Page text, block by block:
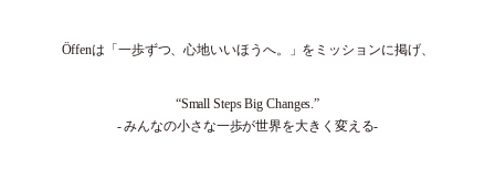
Öffenは「一歩ずつ、心地いいほうへ。」をミッションに掲げ、
“Small Steps Big Changes.”
- みんなの小さな一歩が世界を大きく変える-